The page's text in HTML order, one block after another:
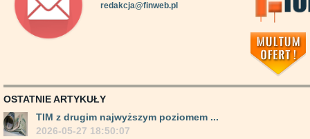
redakcja@finweb.pl
OSTATNIE ARTYKUŁY
TIM z drugim najwyższym poziomem ...
2026-05-27 18:50:07